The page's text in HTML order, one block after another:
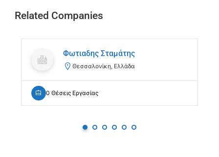
Related Companies
Φωτιαδης Σταμάτης
Θεσσαλονίκη, Ελλάδα
0 Θέσεις Εργασίας